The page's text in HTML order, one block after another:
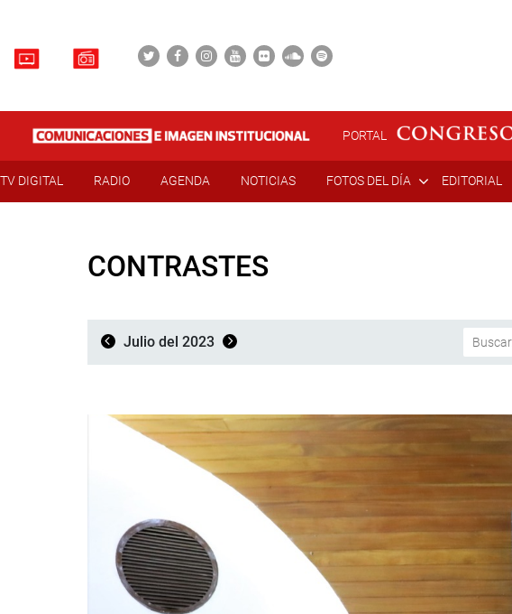
PORTAL
TV DIGITAL RADIO AGENDA NOTICIAS FOTOS DEL DÍA EDITORIAL
CONTRASTES
Julio del 2023